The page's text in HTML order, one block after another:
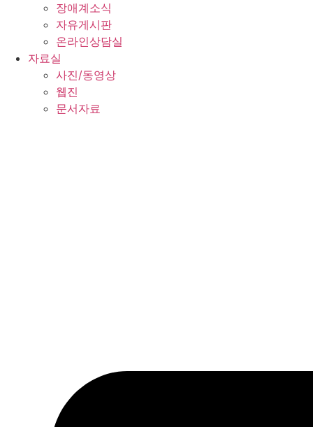
장애계소식
자유게시판
온라인상담실
자료실
사진/동영상
웹진
문서자료